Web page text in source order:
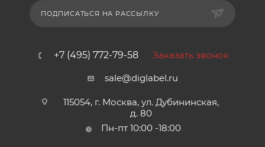
ПОДПИСАТЬСЯ НА РАССЫЛКУ
+7 (495) 772-79-58 Заказать звонок
sale@diglabel.ru
115054, г. Москва, ул. Дубининская,
д. 80
Пн-пт 10:00 -18:00